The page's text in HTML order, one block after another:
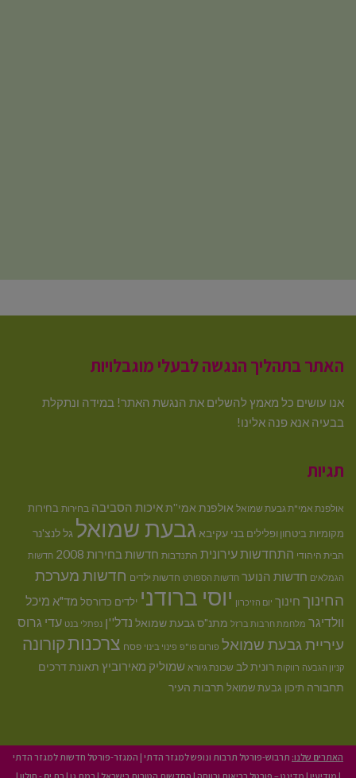
האתר בתהליך הנגשה לבעלי מוגבלויות
אנו עושים כל מאמץ להשלים את הנגשת האתר! במידה ונתקלת
בבעיה אנא פנה אלינו!
תגיות
אולפנת אמי"ת גבעת שמואל אולפנת אמי''תאיכות הסביבה בחירות בחירות
מקומיותביטחון ופלילים בני עקיבא גבעת שמואל גל לנצ'נר
הבית היהודי התחדשות עירונית התנדבות חדשות בחירות 2008 חדשות
הגמלאים חדשות הנוער חדשות הספורט חדשות ילדים חדשות מערכת
החינוך חינוך יום הזיכרון יוסי ברודני ילדים כדורסל מד"א מיכל
וולדיגר מלחמת חרבות ברזל מתנ"ס גבעת שמואל נדל''ן נפתלי בנט עדי גרוס
עיריית גבעת שמואל פורום פו"פ פינוי בינוי פסח צרכנותקורונה
קניון הגבעה רווקות רונית לב שכונת גיורא שמוליק מאירוביץ תאונת דרכים
תחבורה תיכון גבעת שמואל תרבות העיר
האתרים שלנו: תרבוש-פורטל תרבות ונופש למגזר הדתי | המגזר-פורטל חדשות למגזר הדתי